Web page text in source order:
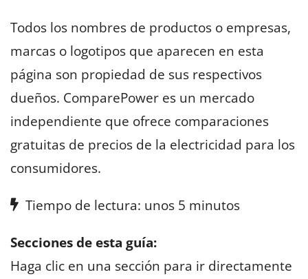
Todos los nombres de productos o empresas,
marcas o logotipos que aparecen en esta
página son propiedad de sus respectivos
dueños. ComparePower es un mercado
independiente que ofrece comparaciones
gratuitas de precios de la electricidad para los
consumidores.
Tiempo de lectura: unos 5 minutos
Secciones de esta guía:
Haga clic en una sección para ir directamente